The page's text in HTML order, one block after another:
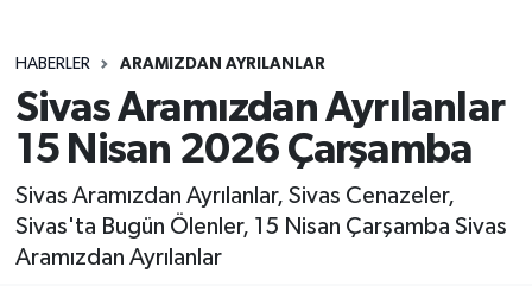
HABERLER ARAMIZDAN AYRILANLAR
Sivas Aramızdan Ayrılanlar
15 Nisan 2026 Çarşamba
Sivas Aramızdan Ayrılanlar, Sivas Cenazeler,
Sivas'ta Bugün Ölenler, 15 Nisan Çarşamba Sivas
Aramızdan Ayrılanlar
GÜNCEL
KÜLTÜR
MAGAZİN
Son Dakika Haberleri
Haber Arşivi